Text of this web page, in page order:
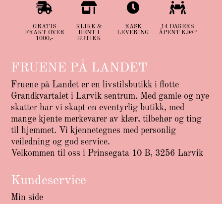

GRATIS
FRAKT OVER
1000,-

KLIKK &
HENT I
BUTIKK

RASK
LEVERING

14 DAGERS
ÅPENT KJØP
FRUENE PÅ LANDET
Fruene på Landet er en livstilsbutikk i flotte
Grandkvartalet i Larvik sentrum. Med gamle og nye
skatter har vi skapt en eventyrlig butikk, med
mange kjente merkevarer av klær, tilbehør og ting
til hjemmet. Vi kjennetegnes med personlig
veiledning og god service.
Velkommen til oss i Prinsegata 10 B, 3256 Larvik
Kundeservice
Min side